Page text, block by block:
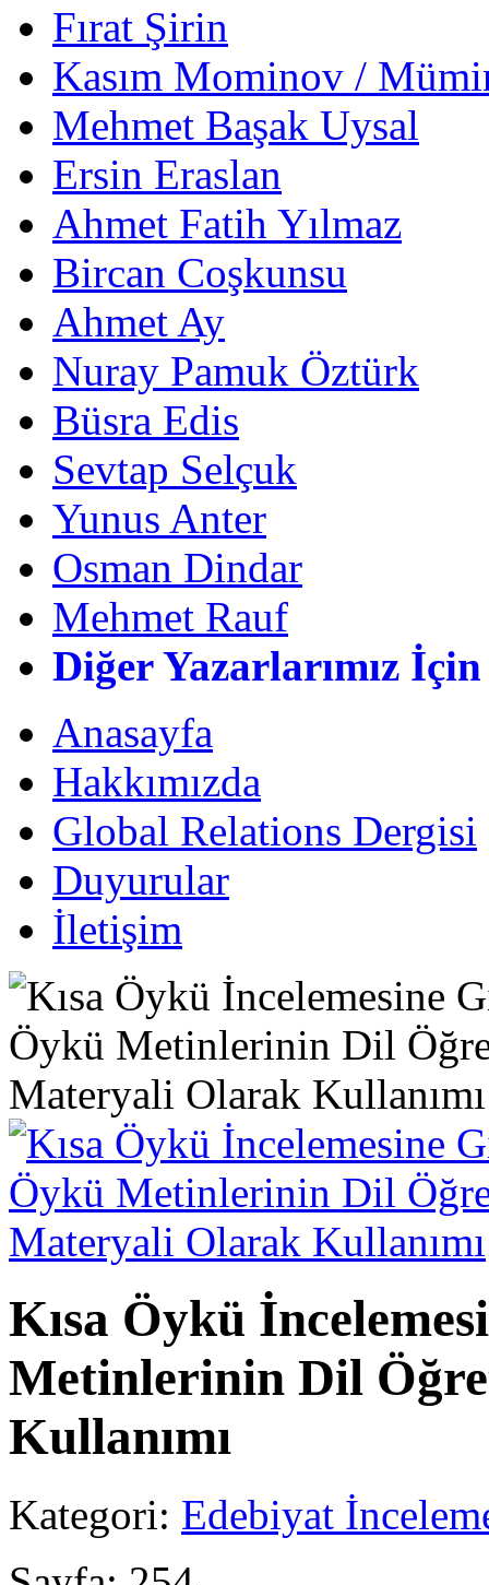
Fırat Şirin
Kasım Mominov /
Mehmet Başak Uysal
Ersin Eraslan
Ahmet Fatih Yılmaz
Bircan Coşkunsu
Ahmet Ay
Nuray Pamuk Öztürk
Büsra Edis
Sevtap Selçuk
Yunus Anter
Osman Dindar
Mehmet Rauf
Diğer Yazarlarımız İçin
Anasayfa
Hakkımızda
Global Relations Dergisi
Duyurular
İletişim
Kısa Öykü
Metinlerinin Dil
Kullanımı
Kategori: Edebiyat